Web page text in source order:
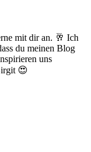
mit dir an. 🥂 Ich
du meinen Blog
uns
😍